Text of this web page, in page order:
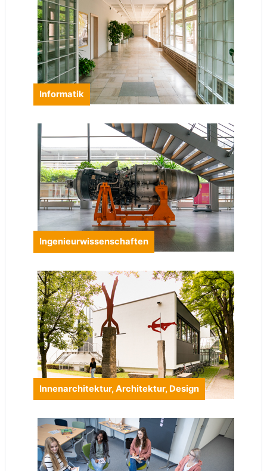
Informatik
Ingenieurwissenschaften
Innenarchitektur, Architektur, Design